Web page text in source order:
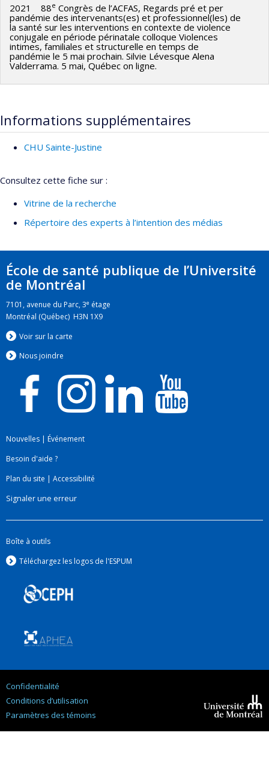
2021 88e Congrès de l’ACFAS, Regards pré et per
pandémie des intervenants(es) et professionnel(les) de
la santé sur les interventions en contexte de violence
conjugale en période périnatale colloque Violences
intimes, familiales et structurelle en temps de
pandémie le 5 mai prochain. Silvie Lévesque Alena
Valderrama. 5 mai, Québec on ligne.
Informations supplémentaires
CHU Sainte-Justine
Consultez cette fiche sur :
Vitrine de la recherche
Répertoire des experts à l’intention des médias
École de santé publique de l’Université
de Montréal
7101, avenue du Parc, 3e étage
Montréal (Québec) H3N 1X9
Voir sur la carte
Nous joindre
Nouvelles | Événement
Besoin d'aide ?
Plan du site | Accessibilité
Signaler une erreur
Boîte à outils
Téléchargez les logos de l'ESPUM
Confidentialité
Conditions d’utilisation
Paramètres des témoins
Montréal